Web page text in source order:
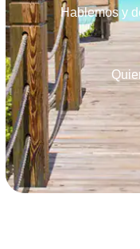
Hablemos y